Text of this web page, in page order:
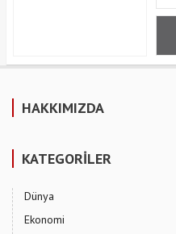
HAKKIMIZDA
KATEGORİLER
Dünya
Ekonomi